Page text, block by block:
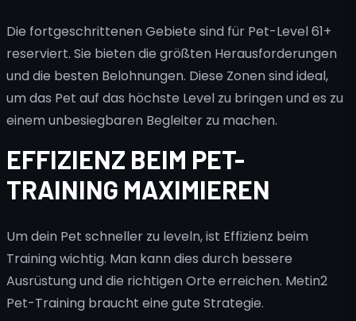
Die fortgeschrittenen Gebiete sind für Pet-Level 61+
reserviert. Sie bieten die größten Herausforderungen
und die besten Belohnungen. Diese Zonen sind ideal,
um das Pet auf das höchste Level zu bringen und es zu
einem unbesiegbaren Begleiter zu machen.
EFFIZIENZ BEIM PET-
TRAINING MAXIMIEREN
Um dein Pet schneller zu leveln, ist Effizienz beim
Training wichtig. Man kann dies durch bessere
Ausrüstung und die richtigen Orte erreichen. Metin2
Pet-Training braucht eine gute Strategie.